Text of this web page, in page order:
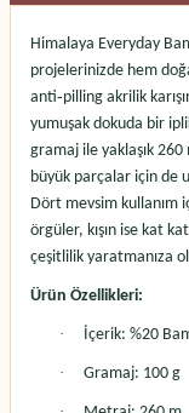
Himalaya Everyday
projelerinizde hem
anti‑pilling akrilik
yumuşak dokuda bir
gramaj ile yaklaşık
büyük parçalar için de
Dört mevsim kullanım
örgüler, kışın ise kat
çeşitlilik yaratmanıza
Ürün Özellikleri:
· İçerik: %20
· Gramaj: 100 g